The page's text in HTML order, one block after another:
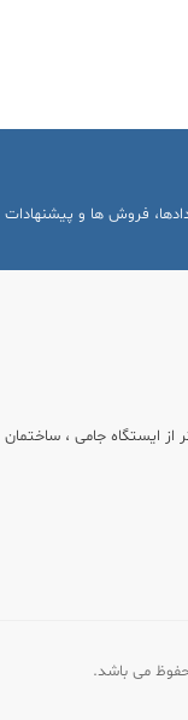
فروش ها و پیشنهادات
از ایستگاه جامی ، ساختمان
می باشد.